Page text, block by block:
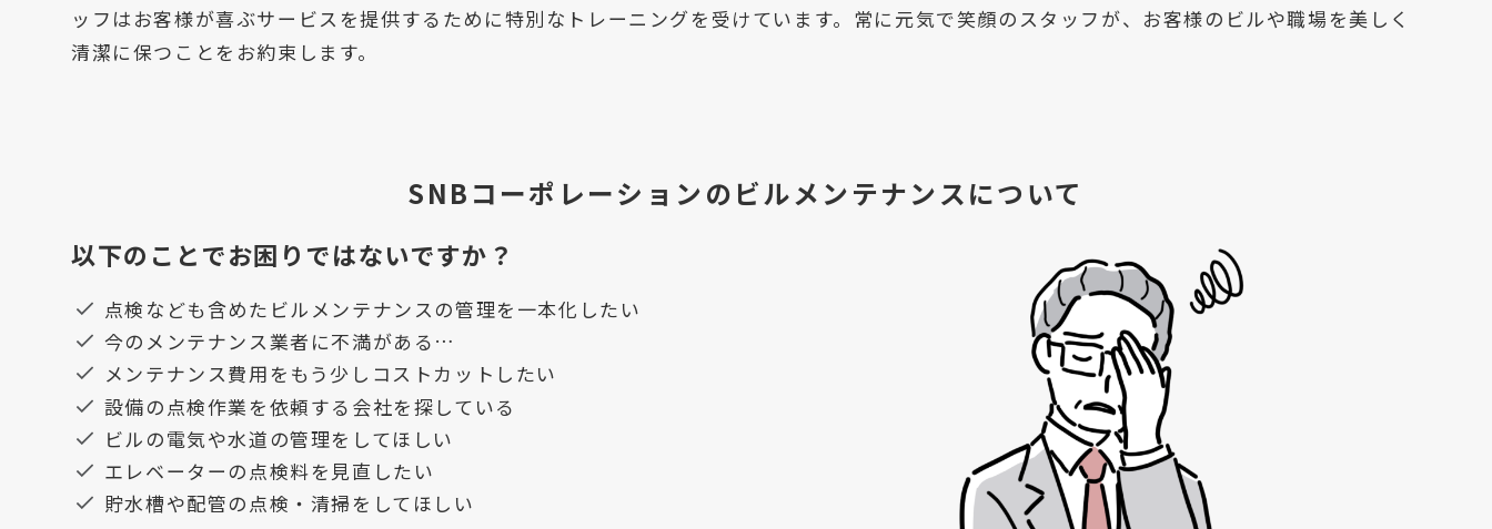
ッフはお客様が喜ぶサービスを提供するために特別なトレーニングを受けています。常に元気で笑顔のスタッフが、お客様のビルや職場を美しく
清潔に保つことをお約束します。
SNBコーポレーションのビルメンテナンスについて
以下のことでお困りではないですか？
点検なども含めたビルメンテナンスの管理を一本化したい
今のメンテナンス業者に不満がある…
メンテナンス費用をもう少しコストカットしたい
設備の点検作業を依頼する会社を探している
ビルの電気や水道の管理をしてほしい
エレベーターの点検料を見直したい
貯水槽や配管の点検・清掃をしてほしい